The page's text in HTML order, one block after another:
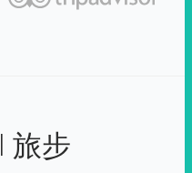
旅步